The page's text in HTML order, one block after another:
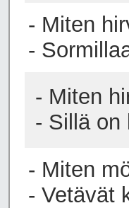
- Miten
-
- Miten
- Sillä on
- Miten
- Vetävät